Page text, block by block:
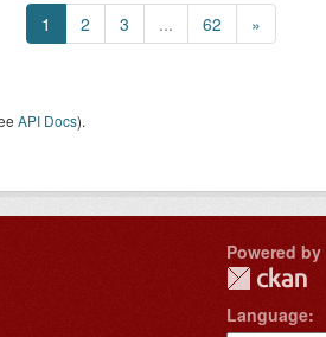
1 2 3 ... 62 »
API Docs).
Powered by
Language